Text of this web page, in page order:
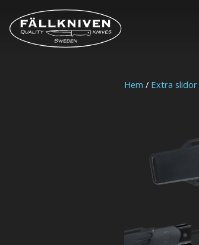
Hem / Extra slidor